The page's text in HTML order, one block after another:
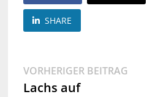
SHARE
VORHERIGER BEITRAG
Lachs auf